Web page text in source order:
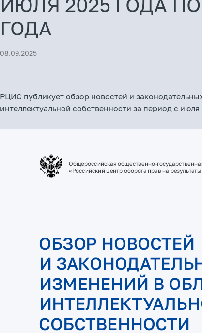
ИЮЛЯ 2025 ГОДА
ГОДА
08.09.2025
РЦИС публикует обзор новостей и
интеллектуальной собственности за период с июля